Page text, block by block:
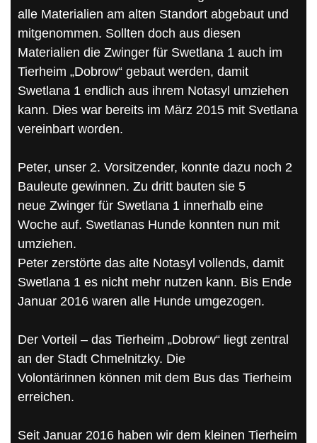
alle Materialien am alten Standort abgebaut und
mitgenommen. Sollten doch aus diesen
Materialien die Zwinger für Swetlana 1 auch im
Tierheim „Dobrow“ gebaut werden, damit
Swetlana 1 endlich aus ihrem Notasyl umziehen
kann. Dies war bereits im März 2015 mit Svetlana
vereinbart worden.
Peter, unser 2. Vorsitzender, konnte dazu noch 2
Bauleute gewinnen. Zu dritt bauten sie 5
neue Zwinger für Swetlana 1 innerhalb eine
Woche auf. Swetlanas Hunde konnten nun mit
umziehen.
Peter zerstörte das alte Notasyl vollends, damit
Swetlana 1 es nicht mehr nutzen kann. Bis Ende
Januar 2016 waren alle Hunde umgezogen.
Der Vorteil – das Tierheim „Dobrow“ liegt zentral
an der Stadt Chmelnitzky. Die
Volontärinnen können mit dem Bus das Tierheim
erreichen.
Seit Januar 2016 haben wir dem kleinen Tierheim